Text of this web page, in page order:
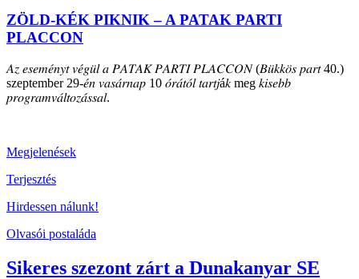
ZÖLD-KÉK PIKNIK – A PATAK PARTI
PLACCON
𝐴𝑧 𝑒𝑠𝑒𝑚𝑒́𝑛𝑦𝑡 𝑣𝑒́𝑔𝑢̈𝑙 𝑎 𝑃𝐴𝑇𝐴𝐾 𝑃𝐴𝑅𝑇𝐼 𝑃𝐿𝐴𝐶𝐶𝑂𝑁 (𝐵𝑢̈𝑘𝑘𝑜̈𝑠 𝑝𝑎𝑟𝑡 40.)
szeptember 29-𝑒́𝑛 𝑣𝑎𝑠𝑎́𝑟𝑛𝑎𝑝 10 𝑜́𝑟𝑎́𝑡𝑜́𝑙 𝑡𝑎𝑟𝑡𝑗á𝑘 meg 𝑘𝑖𝑠𝑒𝑏𝑏
𝑝𝑟𝑜𝑔𝑟𝑎𝑚𝑣𝑎́𝑙𝑡𝑜𝑧𝑎́𝑠𝑠𝑎𝑙.
Megjelenések
Terjesztés
Hirdessen nálunk!
Olvasói postaláda
Sikeres szezont zárt a Dunakanyar SE